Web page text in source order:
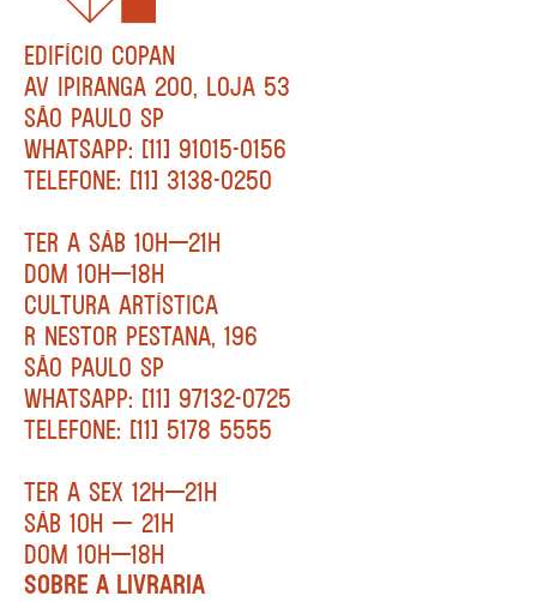
EDIFÍCIO COPAN
AV IPIRANGA 200, LOJA 53
SÃO PAULO SP
WHATSAPP: [11] 91015-0156
TELEFONE: [11] 3138-0250
TER A SÁB 10H—21H
DOM 10H—18H
CULTURA ARTÍSTICA
R NESTOR PESTANA, 196
SÃO PAULO SP
WHATSAPP: [11] 97132-0725
TELEFONE: [11] 5178 5555
TER A SEX 12H—21H
SÁB 10H — 21H
DOM 10H—18H
SOBRE A LIVRARIA